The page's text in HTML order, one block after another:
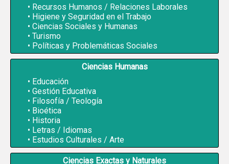
Recursos Humanos / Relaciones Laborales
Higiene y Seguridad en el Trabajo
Ciencias Sociales y Humanas
Turismo
Políticas y Problemáticas Sociales
Ciencias Humanas
Educación
Gestión Educativa
Filosofía / Teología
Bioética
Historia
Letras / Idiomas
Estudios Culturales / Arte
Ciencias Exactas y Naturales